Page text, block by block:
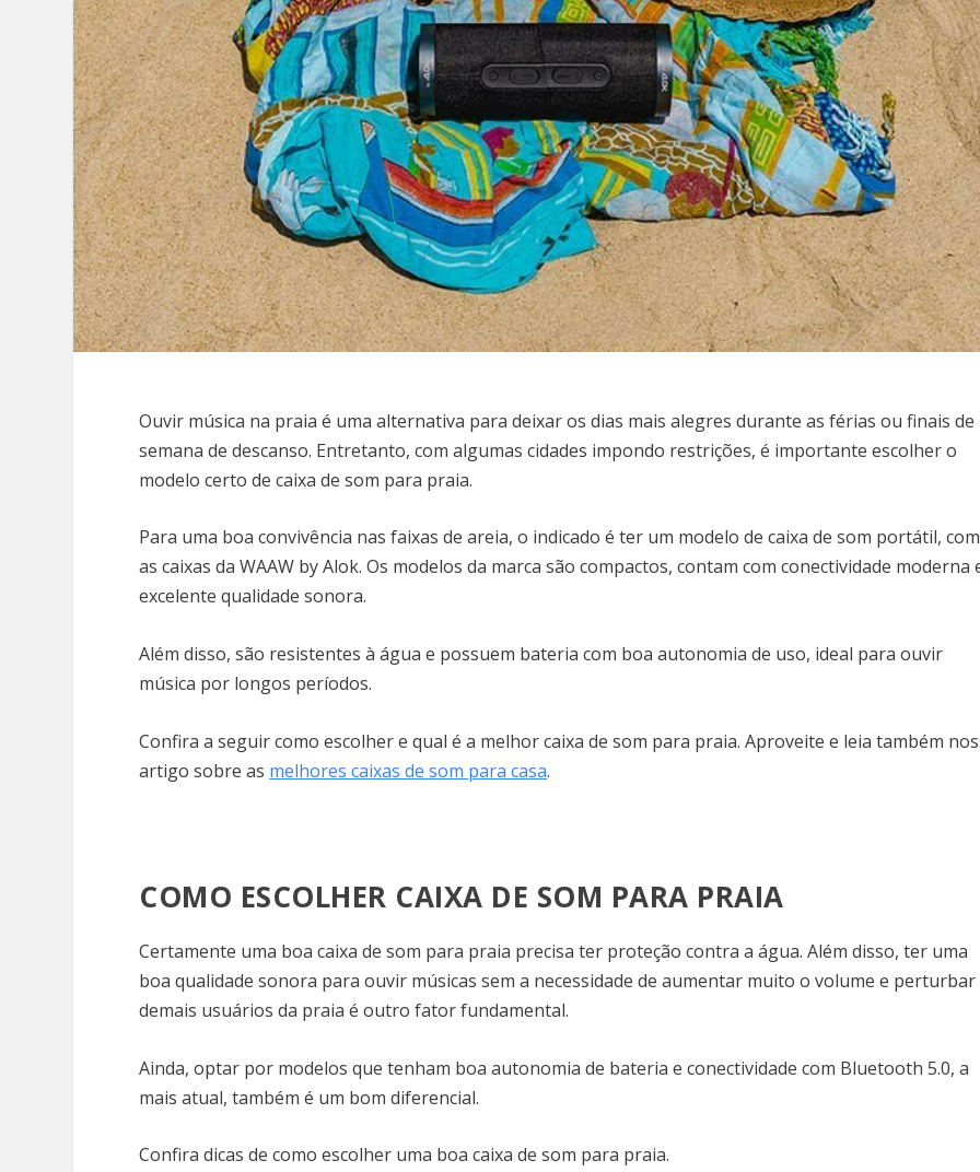
Ouvir música na praia é uma alternativa para deixar os dias mais alegres durante as férias ou finais de
semana de descanso. Entretanto, com algumas cidades impondo restrições, é importante escolher o
modelo certo de caixa de som para praia.
Para uma boa convivência nas faixas de areia, o indicado é ter um modelo de caixa de som portátil,
as caixas da WAAW by Alok. Os modelos da marca são compactos, contam com conectividade moderna
excelente qualidade sonora.
Além disso, são resistentes à água e possuem bateria com boa autonomia de uso, ideal para ouvir
música por longos períodos.
Confira a seguir como escolher e qual é a melhor caixa de som para praia. Aproveite e leia também
artigo sobre as melhores caixas de som para casa.
COMO ESCOLHER CAIXA DE SOM PARA PRAIA
Certamente uma boa caixa de som para praia precisa ter proteção contra a água. Além disso, ter uma
boa qualidade sonora para ouvir músicas sem a necessidade de aumentar muito o volume e perturbar
demais usuários da praia é outro fator fundamental.
Ainda, optar por modelos que tenham boa autonomia de bateria e conectividade com Bluetooth 5.0, a
mais atual, também é um bom diferencial.
Confira dicas de como escolher uma boa caixa de som para praia.